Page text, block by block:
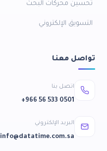
تحسين محركات البحث
التسويق الإلكتروني
تواصل معنا
اتصل بنا
+966 56 533 0501
البريد الإلكتروني
info@datatime.com.sa